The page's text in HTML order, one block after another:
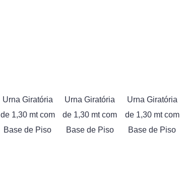
Urna Giratória
de 1,30 mt com
Base de Piso
Urna Giratória
de 1,30 mt com
Base de Piso
Urna Giratória
de 1,30 mt com
Base de Piso